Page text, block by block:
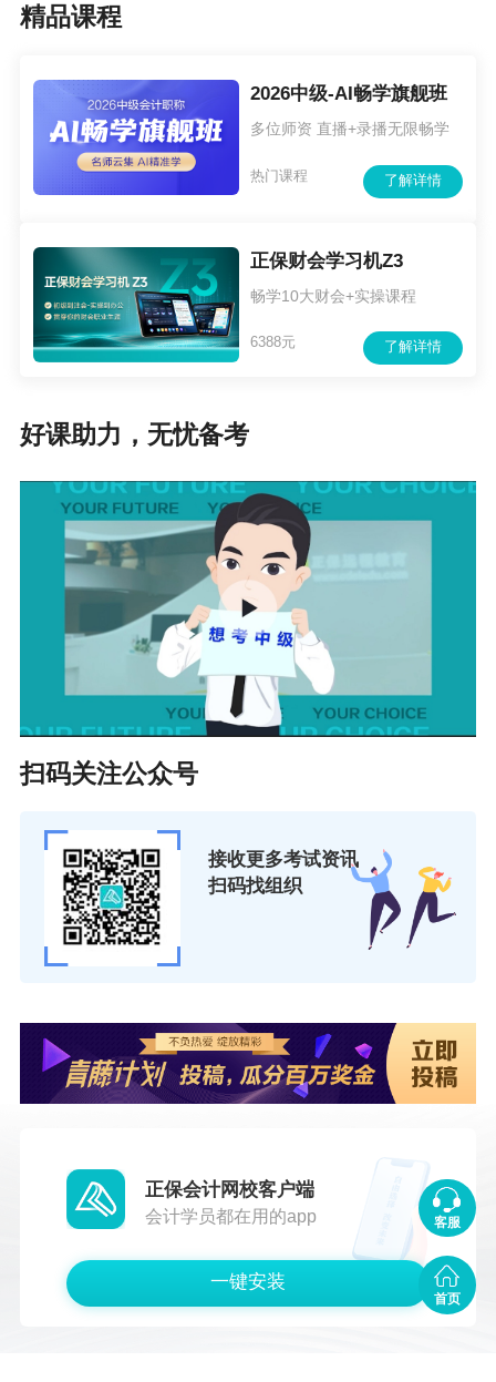
精品课程
2026中级-AI畅学旗舰班
多位师资 直播+录播无限畅学
了解详情
热门课程
正保财会学习机Z3
畅学10大财会+实操课程
了解详情
6388元
好课助力，无忧备考
扫码关注公众号
接收更多考试资讯
扫码找组织
正保会计网校客户端
会计学员都在用的app
一键安装
客服
首页